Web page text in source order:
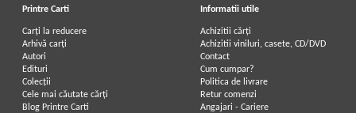
Printre Carti
Carți la reducere
Arhivă carți
Autori
Edituri
Colecții
Cele mai căutate cărți
Blog Printre Carti
Informatii utile
Achizitii cărți
Achizitii viniluri, casete, CD/DVD
Contact
Cum cumpar?
Politica de livrare
Retur comenzi
Angajari - Cariere